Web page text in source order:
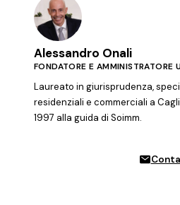
Alessandro Onali
FONDATORE E AMMINISTRATORE
Laureato in giurisprudenza,
residenziali e commerciali a
1997 alla guida di Soimm.